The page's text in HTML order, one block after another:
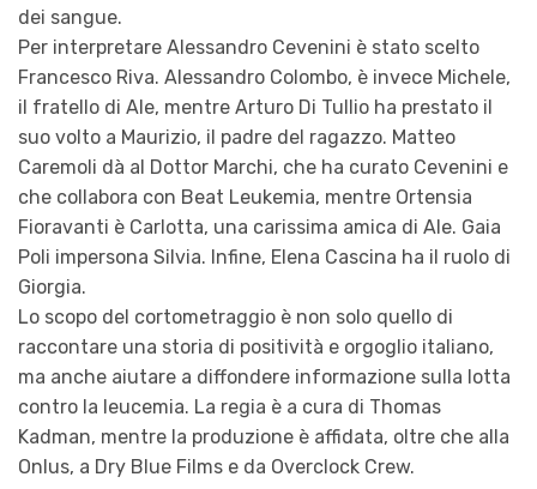
dei sangue.
Per interpretare Alessandro Cevenini è stato scelto
Francesco Riva. Alessandro Colombo, è invece Michele,
il fratello di Ale, mentre Arturo Di Tullio ha prestato il
suo volto a Maurizio, il padre del ragazzo. Matteo
Caremoli dà al Dottor Marchi, che ha curato Cevenini e
che collabora con Beat Leukemia, mentre Ortensia
Fioravanti è Carlotta, una carissima amica di Ale. Gaia
Poli impersona Silvia. Infine, Elena Cascina ha il ruolo di
Giorgia.
Lo scopo del cortometraggio è non solo quello di
raccontare una storia di positività e orgoglio italiano,
ma anche aiutare a diffondere informazione sulla lotta
contro la leucemia. La regia è a cura di Thomas
Kadman, mentre la produzione è affidata, oltre che alla
Onlus, a Dry Blue Films e da Overclock Crew.